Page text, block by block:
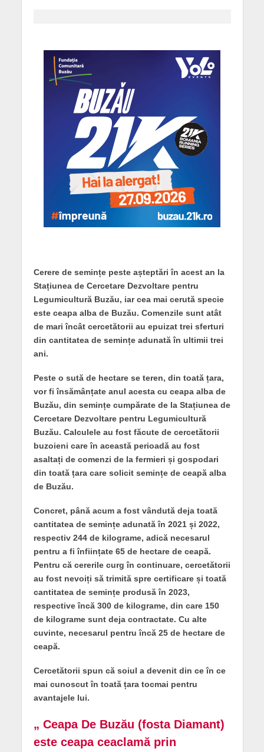
Cerere de semințe peste așteptări în acest an la
Stațiunea de Cercetare Dezvoltare pentru
Legumicultură Buzău, iar cea mai cerută specie
este ceapa alba de Buzău. Comenzile sunt atât
de mari încât cercetătorii au epuizat trei sferturi
din cantitatea de semințe adunată în ultimii trei
ani.
Peste o sută de hectare se teren, din toată țara,
vor fi însămânțate anul acesta cu ceapa alba de
Buzău, din semințe cumpărate de la Stațiunea de
Cercetare Dezvoltare pentru Legumicultură
Buzău. Calculele au fost făcute de cercetătorii
buzoieni care în această perioadă au fost
asaltați de comenzi de la fermieri și gospodari
din toată țara care solicit semințe de ceapă alba
de Buzău.
Concret, până acum a fost vândută deja toată
cantitatea de semințe adunată în 2021 și 2022,
respectiv 244 de kilograme, adică necesarul
pentru a fi înființate 65 de hectare de ceapă.
Pentru că cererile curg în continuare, cercetătorii
au fost nevoiți să trimită spre certificare și toată
cantitatea de semințe produsă în 2023,
respective încă 300 de kilograme, din care 150
de kilograme sunt deja contractate. Cu alte
cuvinte, necesarul pentru încă 25 de hectare de
ceapă.
Cercetătorii spun că soiul a devenit din ce în ce
mai cunoscut în toată țara tocmai pentru
avantajele lui.
„ Ceapa De Buzău (fosta Diamant)
este ceapa ceaclamă prin